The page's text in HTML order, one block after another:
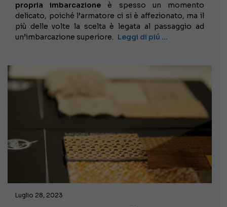
propria imbarcazione è spesso un momento
delicato, poiché l’armatore ci si è affezionato, ma il
più delle volte la scelta è legata al passaggio ad
un’imbarcazione superiore. Leggi di piú …
Luglio 28, 2023